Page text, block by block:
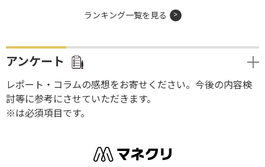
ランキング一覧を見る
アンケート
レポート・コラムの感想をお寄せください。今後の内容検
討等に参考にさせていただきます。
※は必須項目です。